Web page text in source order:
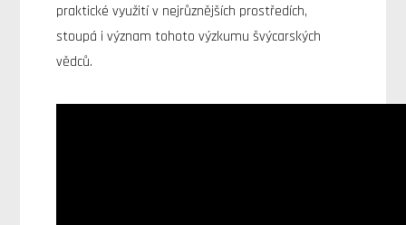
praktické využití v nejrůznějších prostředích,
stoupá i význam tohoto výzkumu švýcarských
vědců.